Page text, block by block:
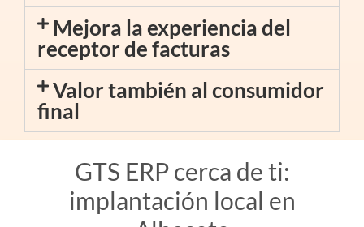
Mejora la experiencia del
receptor de facturas
Valor también al consumidor
final
GTS ERP cerca de ti:
implantación local en